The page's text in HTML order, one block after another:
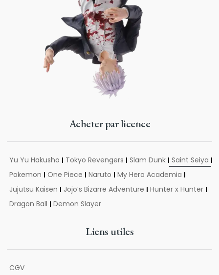
Liens utiles
CGV
Acheter par licence
Yu Yu Hakusho Tokyo Revengers Slam Dunk Saint Seiya
Pokemon
One Piece Naruto
My Hero Academia
Jujutsu Kaisen
Jojo’s Bizarre Adventure
Hunter x Hunter
Dragon Ball
Demon Slayer